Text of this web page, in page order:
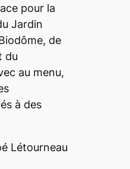
pour la
Jardin
de
du
au menu,
à des
Létourneau